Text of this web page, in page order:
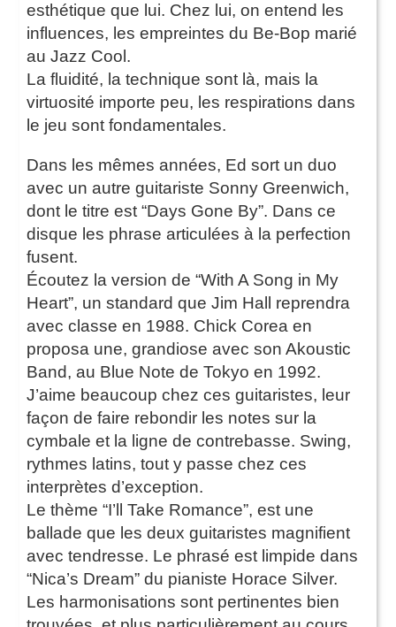
esthétique que lui. Chez lui, on entend les
influences, les empreintes du Be-Bop marié
au Jazz Cool.
La fluidité, la technique sont là, mais la
virtuosité importe peu, les respirations dans
le jeu sont fondamentales.
Dans les mêmes années, Ed sort un duo
avec un autre guitariste Sonny Greenwich,
dont le titre est “Days Gone By”. Dans ce
disque les phrase articulées à la perfection
fusent.
Écoutez la version de “With A Song in My
Heart”, un standard que Jim Hall reprendra
avec classe en 1988. Chick Corea en
proposa une, grandiose avec son Akoustic
Band, au Blue Note de Tokyo en 1992.
J’aime beaucoup chez ces guitaristes, leur
façon de faire rebondir les notes sur la
cymbale et la ligne de contrebasse. Swing,
rythmes latins, tout y passe chez ces
interprètes d’exception.
Le thème “I’ll Take Romance”, est une
ballade que les deux guitaristes magnifient
avec tendresse. Le phrasé est limpide dans
“Nica’s Dream” du pianiste Horace Silver.
Les harmonisations sont pertinentes bien